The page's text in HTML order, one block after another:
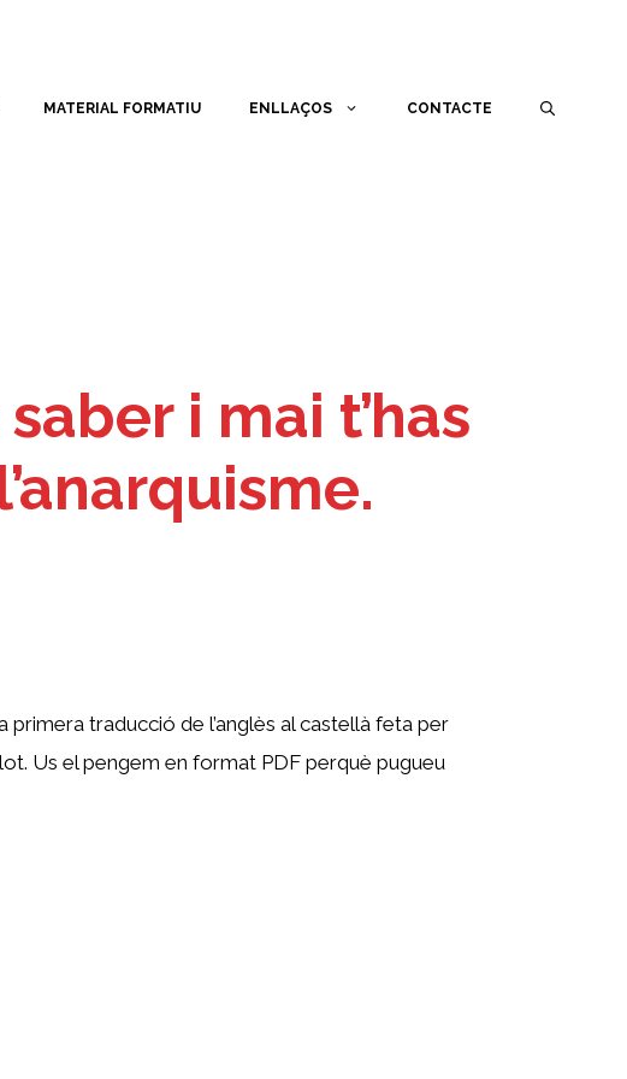
MATERIAL FORMATIU ENLLAÇOS CONTACTE
i mai t’has
primera traducció de l’anglès al castellà feta per
Us el pengem en format PDF perquè pugueu